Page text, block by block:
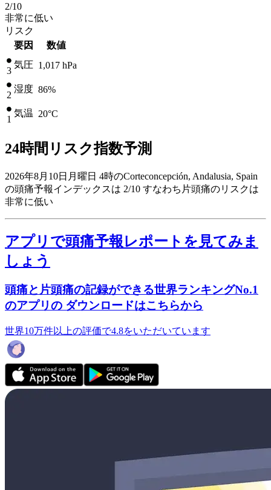
2/10
非常に低い
リスク
要因
数値
3
気圧 1,017 hPa
2
湿度 86%
1
気温 20°C
24時間リスク指数予測
2026年8月10日月曜日 4時のCorteconcepción, Andalusia, Spain
の頭痛予報インデックスは 2/10 すなわち片頭痛のリスクは
非常に低い
アプリで頭痛予報レポートを見てみま
しょう
頭痛と片頭痛の記録ができる世界ランキングNo.1
のアプリの ダウンロードはこちらから
世界10万件以上の評価で4.8をいただいています